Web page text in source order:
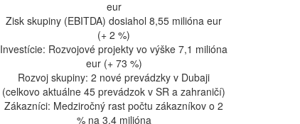
eur
Zisk skupiny (EBITDA) dosiahol 8,55 milióna eur
(+ 2 %)
Investície: Rozvojové projekty vo výške 7,1 milióna
eur (+ 73 %)
Rozvoj skupiny: 2 nové prevádzky v Dubaji
(celkovo aktuálne 45 prevádzok v SR a zahraničí)
Zákazníci: Medziročný rast počtu zákazníkov o 2
% na 3,4 milióna